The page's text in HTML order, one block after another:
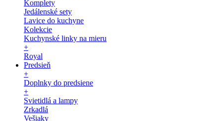
Komplety
Jedálenské sety
Lavice do kuchyne
Kolekcie
Kuchynské linky na mieru
+
Royal
Predsieň
+
Doplnky do predsiene
+
Svietidlá a lampy
Zrkadlá
Vešiaky